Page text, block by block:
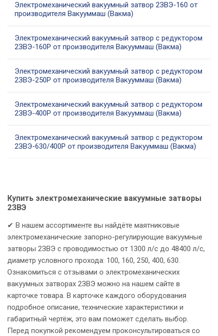
Электромеханический вакуумный затвор 2ЗВЭ-160 от
производителя Вакууммаш (Вакма)
Электромеханический вакуумный затвор с редуктором
2ЗВЭ-160Р от производителя Вакууммаш (Вакма)
Электромеханический вакуумный затвор с редуктором
2ЗВЭ-250Р от производителя Вакууммаш (Вакма)
Электромеханический вакуумный затвор с редуктором
2ЗВЭ-400Р от производителя Вакууммаш (Вакма)
Электромеханический вакуумный затвор с редуктором
2ЗВЭ-630/400Р от производителя Вакууммаш (Вакма)
Купить электромеханические вакуумные затворы
2ЗВЭ
✔ В нашем ассортименте вы найдёте маятниковые
электромеханические запорно-регулирующие вакуумные
затворы 2ЗВЭ с проводимостью от 1300 л/с до 48400 л/с,
диаметр условного прохода: 100, 160, 250, 400, 630.
Ознакомиться с отзывами о электромеханических
вакуумных затворах 2ЗВЭ можно на нашем сайте в
карточке товара. В карточке каждого оборудования
подробное описание, технические характеристики и
габаритный чертёж, это вам поможет сделать выбор.
Перед покупкой рекомендуем проконсультироваться со